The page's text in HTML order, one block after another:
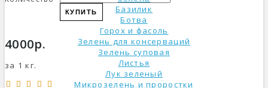
Базилик
Ботва
Горох и фасоль
Зелень для консерваций
Зелень суповая
Листья
Лук зеленый
Микрозелень и проростки
КУПИТЬ
4000р.
за 1 кг.